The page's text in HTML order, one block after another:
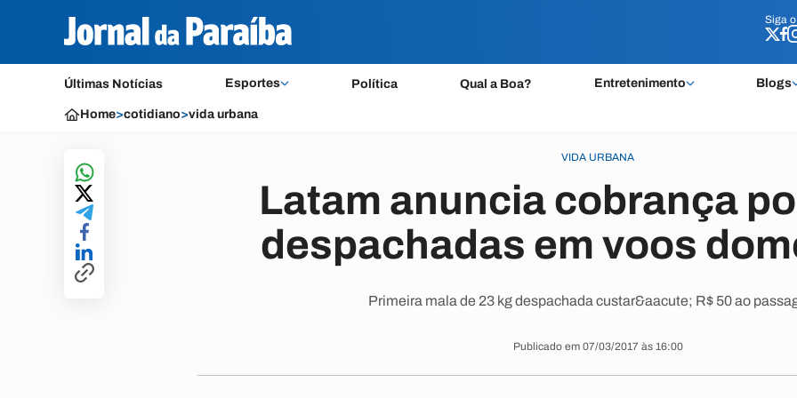
Siga o
Últimas Notícias Esportes Política Qual a Boa? Entretenimento Blogs
Siga o
Home>cotidiano>vida urbana
VIDA URBANA
Latam anuncia cobrança
despachadas em voos
Primeira mala de 23 kg despachada custar&aacute; R$ 50 ao
Publicado em 07/03/2017 às 16:00